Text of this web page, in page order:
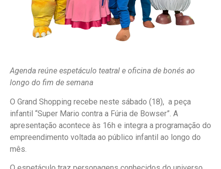
Agenda reúne espetáculo teatral e oficina de bonés ao
longo do fim de semana
O Grand Shopping recebe neste sábado (18), a peça
infantil “Super Mario contra a Fúria de Bowser”. A
apresentação acontece às 16h e integra a programação do
empreendimento voltada ao público infantil ao longo do
mês.